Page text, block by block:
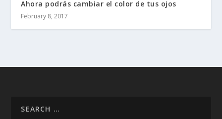
Ahora podrás cambiar el color de tus ojos
February 8, 2017